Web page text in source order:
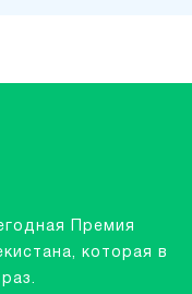
Премия
которая в